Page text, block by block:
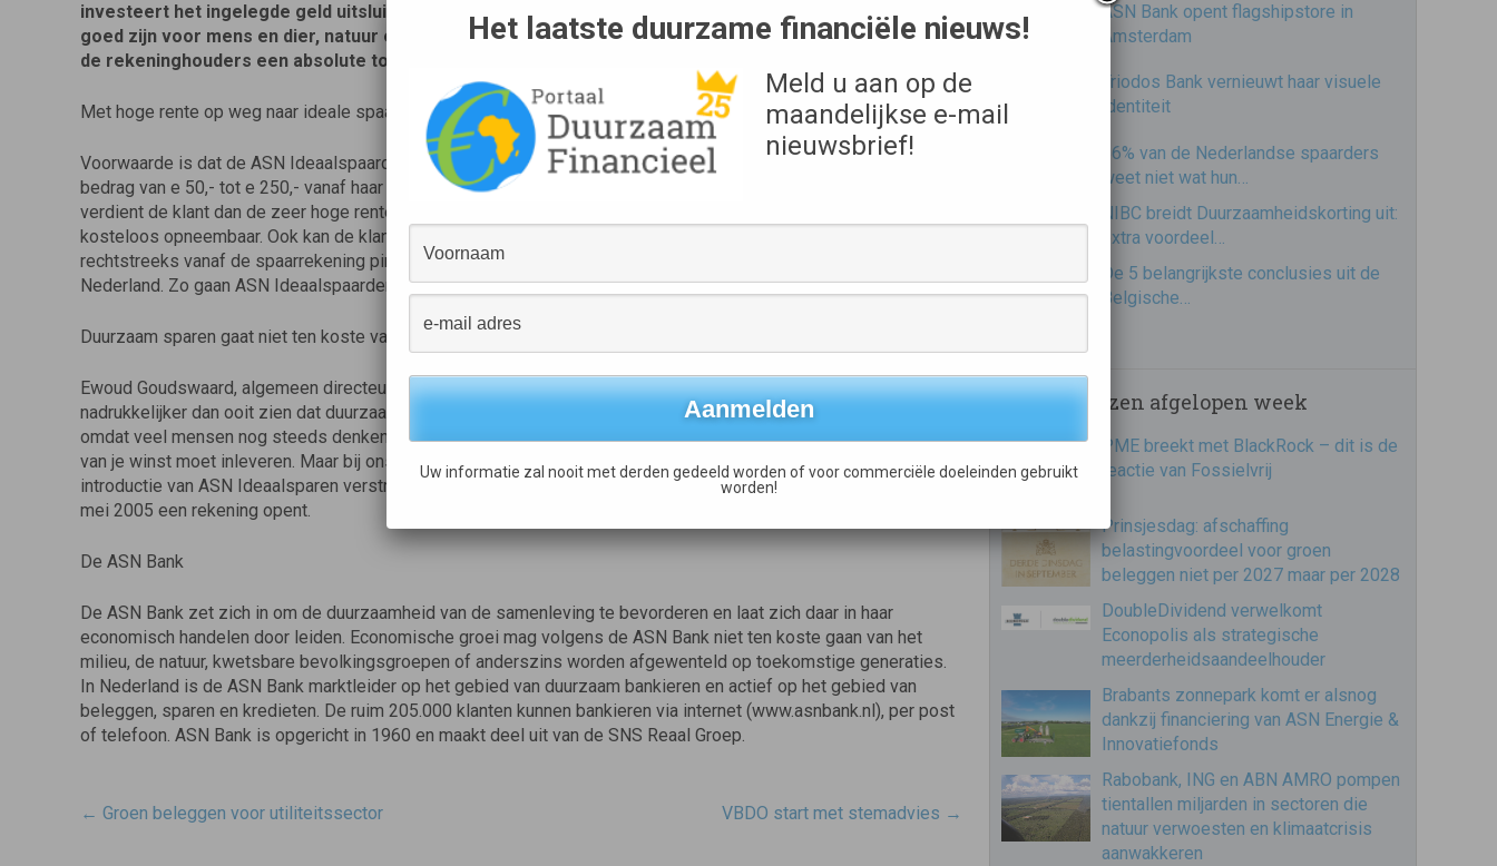
Bron
ASN Bank
investeert het ingelegde geld uitsluitend in bedrijven en projecten die
goed zijn voor mens en dier, natuur en milieu. Bovendien ontvangen
de rekeninghouders een absolute toprente van 4%.
Met hoge rente op weg naar ideale spaardoel
Voorwaarde is dat de ASN Ideaalspaarder elke maand automatisch een
bedrag van e 50,- tot e 250,- vanaf haar of zijn bank- of girorekening spaart. Over het snelgroeiende spaargeld
verdient de klant dan de zeer hoge rente. Verder heeft men alle vrijheid, want het geld is altijd onbeperkt en
kosteloos opneembaar. Ook kan de klant beschikken over een gratis (PVC-vrije) spaarbankpas. Daarmee kan men
rechtstreeks vanaf de spaarrekening pinnen in winkels en contant geld opnemen bij alle geldautomaten in
Nederland. Zo gaan ASN Ideaalspaarders met gemak op weg naar hun ideale spaardoel.
Duurzaam sparen gaat niet ten koste van rendement
Ewoud Goudswaard, algemeen directeur van de ASN Bank: Met de introductie van ASN Ideaalsparen laten wij
nadrukkelijker dan ooit zien dat duurzaam sparen niet ten koste hoeft te gaan van de rente. Dat is noodzakelijk,
omdat veel mensen nog steeds denken dat rekening houden met mens en milieu automatisch betekent dat je iets
van je winst moet inleveren. Maar bij ons hoeft de klant daar dus niets van te merken. Integendeel zelfs! Ter
introductie van ASN Ideaalsparen verstrekt de ASN Bank een welkomstpremie van e 10,- aan elke klant die vóór 1
mei 2005 een rekening opent.
De ASN Bank
De ASN Bank zet zich in om de duurzaamheid van de samenleving te bevorderen en laat zich daar in haar
economisch handelen door leiden. Economische groei mag volgens de ASN Bank niet ten koste gaan van het
milieu, de natuur, kwetsbare bevolkingsgroepen of anderszins worden afgewenteld op toekomstige generaties.
In Nederland is de ASN Bank marktleider op het gebied van duurzaam bankieren en actief op het gebied van
beleggen, sparen en kredieten. De ruim 205.000 klanten kunnen bankieren via internet (www.asnbank.nl), per post
of telefoon. ASN Bank is opgericht in 1960 en maakt deel uit van de SNS Reaal Groep.
Post
← Groen beleggen voor utiliteitssector VBDO start met stemadvies →
ASN Bank opent flagshipstore in
Amsterdam
Triodos Bank vernieuwt haar visuele
identiteit
86% van de Nederlandse spaarders
weet niet wat hun…
NIBC breidt Duurzaamheidskorting uit:
extra voordeel…
De 5 belangrijkste conclusies uit de
Belgische…
Meest gelezen afgelopen week
PME breekt met BlackRock – dit is de
reactie van Fossielvrij
Prinsjesdag: afschaffing
belastingvoordeel voor groen
beleggen niet per 2027 maar per 2028
DoubleDividend verwelkomt
Econopolis als strategische
meerderheidsaandeelhouder
Brabants zonnepark komt er alsnog
dankzij financiering van ASN Energie &
Innovatiefonds
Rabobank, ING en ABN AMRO pompen
tientallen miljarden in sectoren die
natuur verwoesten en klimaatcrisis
aanwakkeren
Het laatste duurzame financiële nieuws!
Meld u aan op de
maandelijkse e-mail
nieuwsbrief!
Uw informatie zal nooit met derden gedeeld worden of voor commerciële doeleinden gebruikt
worden!